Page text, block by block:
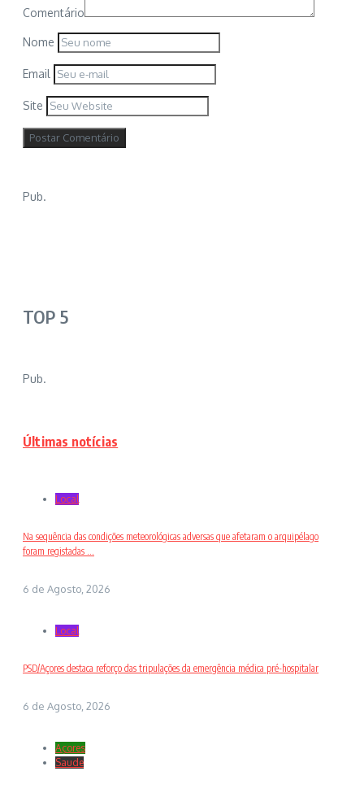
Comentário
Nome
Email
Site
Pub.
TOP 5
Pub.
Últimas notícias
Local
Na sequência das condições meteorológicas adversas que afetaram o arquipélago
foram registadas ...
6 de Agosto, 2026
Local
PSD/Açores destaca reforço das tripulações da emergência médica pré-hospitalar
6 de Agosto, 2026
Açores
Saude